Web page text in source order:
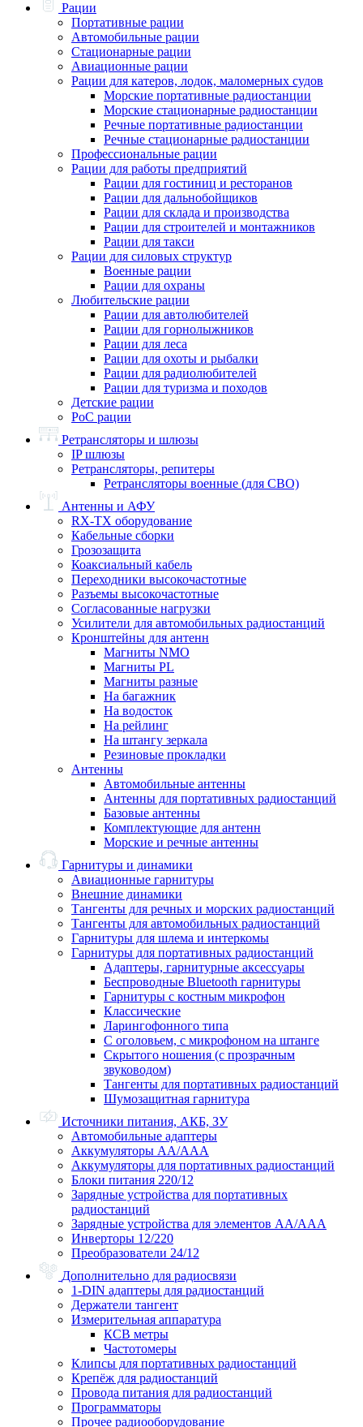
Рации
Портативные рации
Автомобильные рации
Стационарные рации
Авиационные рации
Рации для катеров, лодок, маломерных судов
Морские портативные радиостанции
Морские стационарные радиостанции
Речные портативные радиостанции
Речные стационарные радиостанции
Профессиональные рации
Рации для работы предприятий
Рации для гостиниц и ресторанов
Рации для дальнобойщиков
Рации для склада и производства
Рации для строителей и монтажников
Рации для такси
Рации для силовых структур
Военные рации
Рации для охраны
Любительские рации
Рации для автолюбителей
Рации для горнолыжников
Рации для леса
Рации для охоты и рыбалки
Рации для радиолюбителей
Рации для туризма и походов
Детские рации
PoC рации
Ретрансляторы и шлюзы
IP шлюзы
Ретрансляторы, репитеры
Ретрансляторы военные (для СВО)
Антенны и АФУ
RX-TX оборудование
Кабельные сборки
Грозозащита
Коаксиальный кабель
Переходники высокочастотные
Разъемы высокочастотные
Согласованные нагрузки
Усилители для автомобильных радиостанций
Кронштейны для антенн
Магниты NMO
Магниты PL
Магниты разные
На багажник
На водосток
На рейлинг
На штангу зеркала
Резиновые прокладки
Антенны
Автомобильные антенны
Антенны для портативных радиостанций
Базовые антенны
Комплектующие для антенн
Морские и речные антенны
Гарнитуры и динамики
Авиационные гарнитуры
Внешние динамики
Тангенты для речных и морских радиостанций
Тангенты для автомобильных радиостанций
Гарнитуры для шлема и интеркомы
Гарнитуры для портативных радиостанций
Адаптеры, гарнитурные аксессуары
Беспроводные Bluetooth гарнитуры
Гарнитуры с костным микрофон
Классические
Ларингофонного типа
С оголовьем, с микрофоном на штанге
Скрытого ношения (с прозрачным
звуководом)
Тангенты для портативных радиостанций
Шумозащитная гарнитура
Источники питания, АКБ, ЗУ
Автомобильные адаптеры
Аккумуляторы АА/ААА
Аккумуляторы для портативных радиостанций
Блоки питания 220/12
Зарядные устройства для портативных
радиостанций
Зарядные устройства для элементов АА/ААА
Инверторы 12/220
Преобразователи 24/12
Дополнительно для радиосвязи
1-DIN адаптеры для радиостанций
Держатели тангент
Измерительная аппаратура
КСВ метры
Частотомеры
Клипсы для портативных радиостанций
Крепёж для радиостанций
Провода питания для радиостанций
Программаторы
Прочее радиооборудование